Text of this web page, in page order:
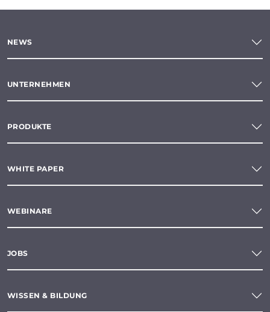
NEWS
UNTERNEHMEN
PRODUKTE
WHITE PAPER
WEBINARE
JOBS
WISSEN & BILDUNG